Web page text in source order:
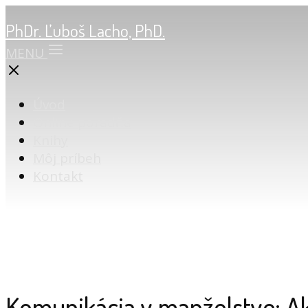
PhDr. Ľuboš Lacho, PhD.
MENU